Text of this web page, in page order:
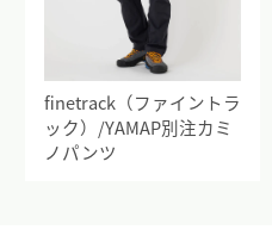
finetrack（ファイントラ
ック）/YAMAP別注カミ
ノパンツ